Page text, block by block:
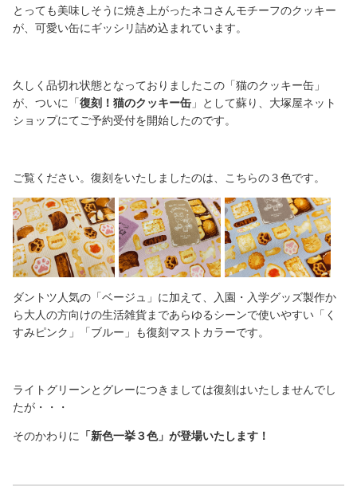
とっても美味しそうに焼き上がったネコさんモチーフのクッキー
が、可愛い缶にギッシリ詰め込まれています。
久しく品切れ状態となっておりましたこの「猫のクッキー缶」
が、ついに「復刻！猫のクッキー缶 」として蘇り、大塚屋ネット
ショップにてご予約受付を開始したのです。
ご覧ください。復刻をいたしましたのは、こちらの３色です。
ダントツ人気の「ベージュ」に加えて、入園・入学グッズ製作か
ら大人の方向けの生活雑貨まであらゆるシーンで使いやすい「く
すみピンク」「ブルー」も復刻マストカラーです。
ライトグリーンとグレーにつきましては復刻はいたしませんでし
たが・・・
そのかわりに 「新色一挙３色」が登場いたします！